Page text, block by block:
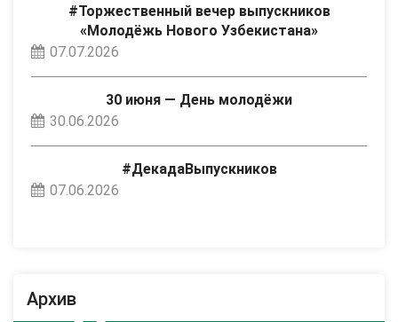
#Торжественный вечер выпускников
«Молодёжь Нового Узбекистана»
07.07.2026
30 июня — День молодёжи
30.06.2026
#ДекадаВыпускников
07.06.2026
Архив